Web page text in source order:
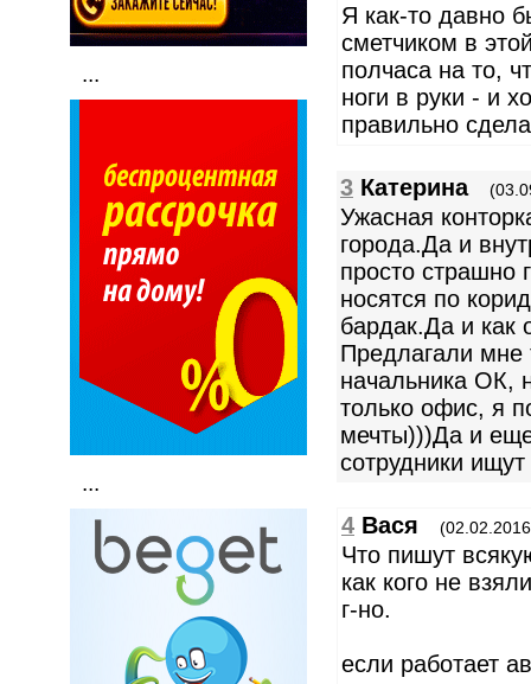
...
...
Я как-то давно
сметчиком в
полчаса на то,
ноги в руки - и
правильно
3 Катерина
Ужасная
города.Да и
просто страшно
носятся по
бардак.Да и как
Предлагали мне
начальника ОК,
только офис, я
мечты)))Да и
сотрудники ищут
4 Вася
Что пишут
как кого не
г-но.
если работает